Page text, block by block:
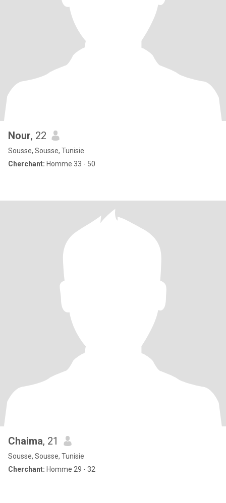
Nour, 22
Sousse, Sousse, Tunisie
Cherchant: Homme 33 - 50
Chaima, 21
Sousse, Sousse, Tunisie
Cherchant: Homme 29 - 32